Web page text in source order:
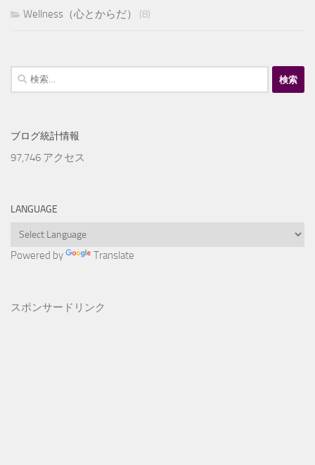
Wellness（心とからだ） (8)
検
索:
ブログ統計情報
97,746 アクセス
LANGUAGE
Powered by Translate
スポンサードリンク